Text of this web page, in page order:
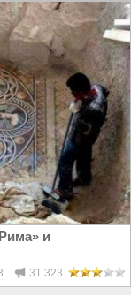
и
31 323